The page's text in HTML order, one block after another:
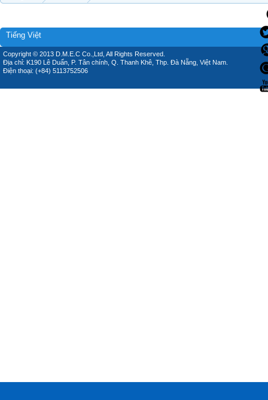
Tiếng Việt
Copyright © 2013 D.M.E.C Co.,Ltd, All Rights Reserved.
Địa chỉ: K190 Lê Duẩn, P. Tân chính, Q. Thanh Khê, Thp. Đà Nẵng, Việt Nam.
Điện thoại: (+84) 5113752506